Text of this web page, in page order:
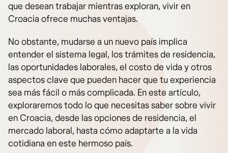
que desean trabajar mientras exploran, vivir en
Croacia ofrece muchas ventajas.
No obstante, mudarse a un nuevo país implica
entender el sistema legal, los trámites de residencia,
las oportunidades laborales, el costo de vida y otros
aspectos clave que pueden hacer que tu experiencia
sea más fácil o más complicada. En este artículo,
exploraremos todo lo que necesitas saber sobre vivir
en Croacia, desde las opciones de residencia, el
mercado laboral, hasta cómo adaptarte a la vida
cotidiana en este hermoso país.